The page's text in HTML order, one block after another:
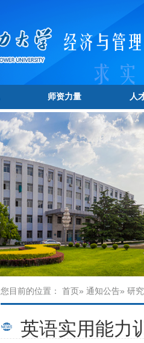
师资力量 人
您目前的位置： 首页» 通知公告» 研
英语实用能力